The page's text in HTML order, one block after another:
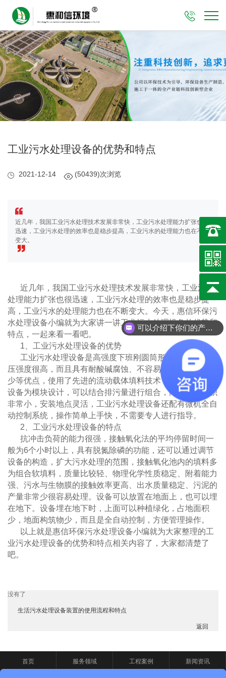

工业污水处理设备的优势和特点
2021-12-14 (50439)次浏览
近几年，我国工业污水处理技术发展非常快，工业污水处理能力扩张也很
迅速，工业污水处理的效率也是稳步提高，工业污水的处理能力也在不断
变大。
近几年，我国工业污水处理技术发展非常快，工业污水
处理能力扩张也很迅速，工业污水处理的效率也是稳步提
高，工业污水的处理能力也在不断变大。今天，惠信环保污
水处理设备小编就为大家讲一讲工业污水处理设备的优势和
特点，一起来看一看吧。
1、工业污水处理设备的优势
工业污水处理设备是高强度下班刚圆筒形整体结构，抗
压强度很高，而且具有耐酸碱腐蚀、不容易发生老化、维修
少等优点，使用了先进的流动载体填料技术，工业污水处理
设备为模块设计，可以结合排污量进行组合，同时占地面积
非常小，安装地点灵活，工业污水处理设备还配有微机全自
动控制系统，操作简单上手快，不需要专人进行指导。
2、工业污水处理设备的特点
抗冲击负荷的能力很强，接触氧化法的平均停留时间一
般为6个小时以上，具有脱氮除磷的功能，还可以通过调节
设备的构造，扩大污水处理的范围，接触氧化池内的填料多
为组合软填料，质量比较轻、物理化学性质稳定、附着能力
强、污水与生物膜的接触效率更高、出水质量稳定、污泥的
产量非常少很容易处理。设备可以放置在地面上，也可以埋
在地下。设备埋在地下时，上面可以种植绿化，占地面积
少，地面构筑物少，而且是全自动控制，方便管理操作。
以上就是惠信环保污水处理设备小编就为大家整理的工
业污水处理设备的优势和特点相关内容了，大家都清楚了
吧。
没有了
生活污水处理设备装置的使用流程和特点
返回
首页 服务领域 工程案例 新闻资讯
可以介绍下你们的产品么